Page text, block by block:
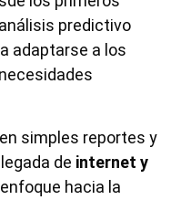
predictivo
adaptarse a los
simples reportes y
de internet y
hacia la